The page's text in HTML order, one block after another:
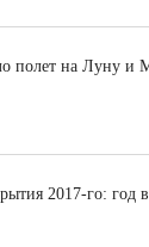
полет на Луну и
2017-го: год